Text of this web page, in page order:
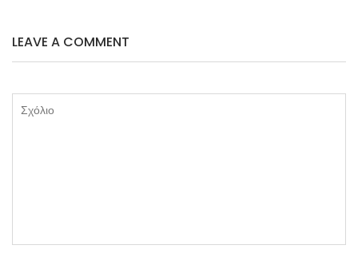
LEAVE A COMMENT